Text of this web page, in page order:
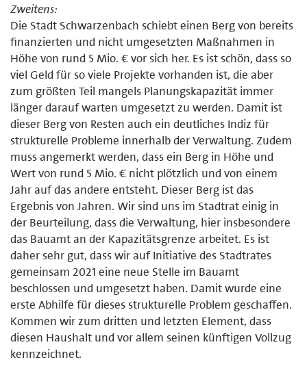
Zweitens:
Die Stadt Schwarzenbach schiebt einen Berg von bereits
finanzierten und nicht umgesetzten Maßnahmen in
Höhe von rund 5 Mio. € vor sich her. Es ist schön, dass so
viel Geld für so viele Projekte vorhanden ist, die aber
zum größten Teil mangels Planungskapazität immer
länger darauf warten umgesetzt zu werden. Damit ist
dieser Berg von Resten auch ein deutliches Indiz für
strukturelle Probleme innerhalb der Verwaltung. Zudem
muss angemerkt werden, dass ein Berg in Höhe und
Wert von rund 5 Mio. € nicht plötzlich und von einem
Jahr auf das andere entsteht. Dieser Berg ist das
Ergebnis von Jahren. Wir sind uns im Stadtrat einig in
der Beurteilung, dass die Verwaltung, hier insbesondere
das Bauamt an der Kapazitätsgrenze arbeitet. Es ist
daher sehr gut, dass wir auf Initiative des Stadtrates
gemeinsam 2021 eine neue Stelle im Bauamt
beschlossen und umgesetzt haben. Damit wurde eine
erste Abhilfe für dieses strukturelle Problem geschaffen.
Kommen wir zum dritten und letzten Element, dass
diesen Haushalt und vor allem seinen künftigen Vollzug
kennzeichnet.